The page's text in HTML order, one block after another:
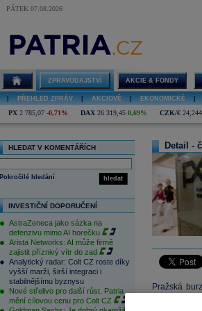
PÁTEK 07.08.2026
ZPRAVODAJSTVÍ AKCIE & FONDY
PŘEHLED ZPRÁV AKCIOVÉ EKONOMICKÉ
PX 2 785,07 -0,71% DAX 26 319,45 0,69% CZK/€ 24,244
HLEDAT V KOMENTÁŘÍCH
hledat
Pokročilé hledání
INVESTIČNÍ DOPORUČENÍ
AstraZeneca jako sázka na
defenzivu mimo AI horečku
Arista Networks: AI může firmě
zajistit příznivý vítr do zad
Analytický radar: Colt CZ roste díky
vyšší marži, širší integraci i
stabilnějšímu byznysu
Nové střelivo pro další růst. Patria
mění cílovou cenu pro Colt CZ
Detail -
Pražská